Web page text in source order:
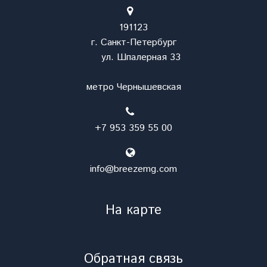
191123
г. Санкт-Петербург
ул. Шпалерная 33
метро Чернышевская
+7 953 359 55 00
info@breezemg.com
На карте
Обратная связь